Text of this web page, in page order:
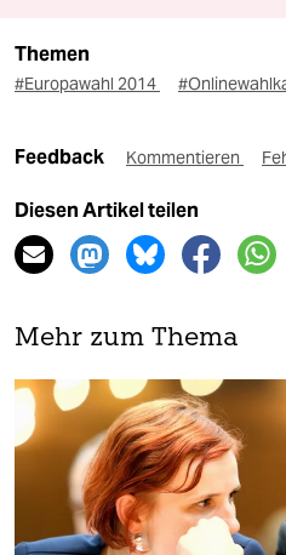
Themen
#Europawahl 2014
Feedback Kommentieren
Diesen Artikel teilen
Mehr zum Thema